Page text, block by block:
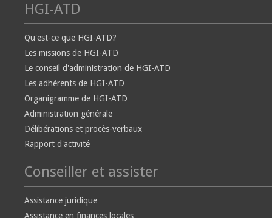
HGI-ATD
Qu'est-ce que HGI-ATD?
Les missions de HGI-ATD
Le conseil d'administration de HGI-ATD
Les adhérents de HGI-ATD
Organigramme de HGI-ATD
Administration générale
Délibérations et procès-verbaux
Rapport d'activité
Conseiller et assister
Assistance juridique
Assistance en finances locales